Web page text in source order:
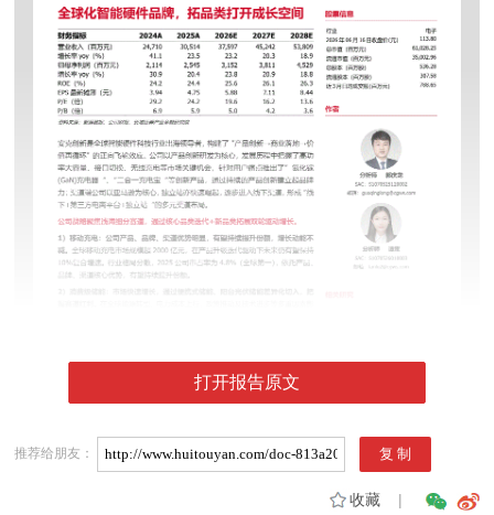
打开报告原文
推荐给朋友：
收藏|